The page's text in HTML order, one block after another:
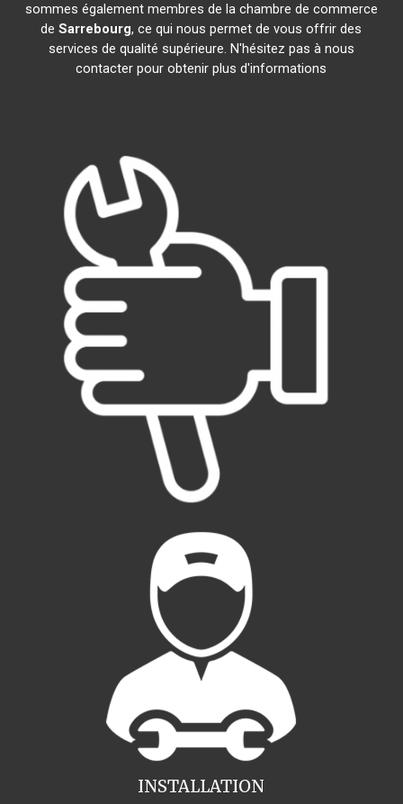
sommes également membres de la chambre de commerce
deSarrebourg, ce qui nous permet de vous offrir des
services de qualité supérieure. N'hésitez pas à nous
contacter pour obtenir plus d'informations
INSTALLATION